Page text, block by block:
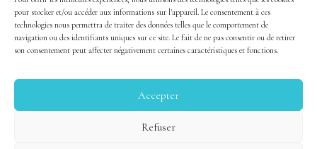
pour stocker et/ou accéder aux informations sur l'appareil. Le consentement à ces
technologies nous permettra de traiter des données telles que le comportement de
navigation ou des identifiants uniques sur ce site. Le fait de ne pas consentir ou de retirer
son consentement peut affecter négativement certaines caractéristiques et fonctions.
Accepter
Refuser
Tous droits réservés 1983-2020 FSAL /